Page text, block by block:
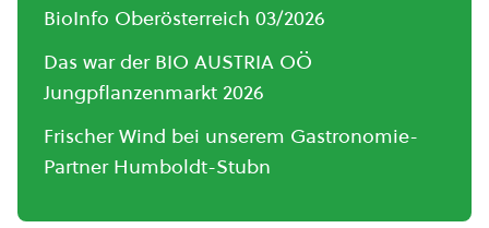
BioInfo Oberösterreich 03/2026
Das war der BIO AUSTRIA OÖ
Jungpflanzenmarkt 2026
Frischer Wind bei unserem Gastronomie-
Partner Humboldt-Stubn